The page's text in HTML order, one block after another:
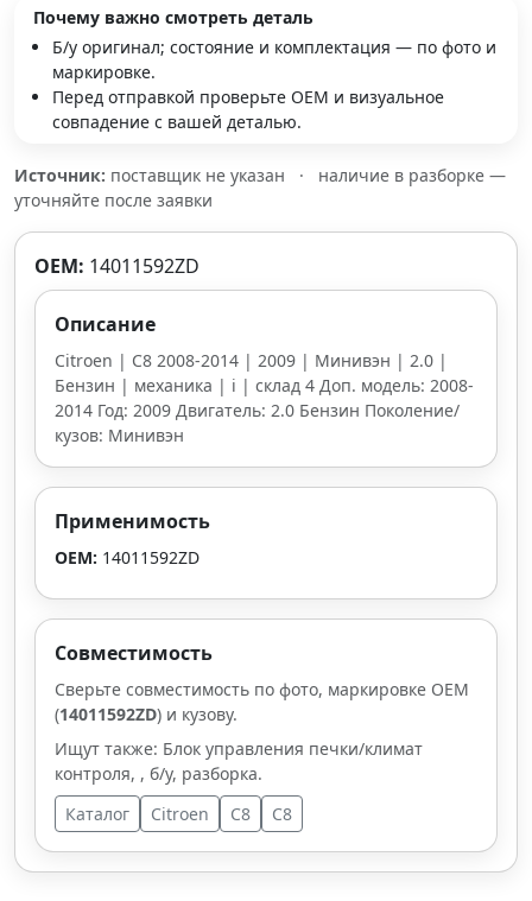
Почему важно смотреть деталь
Б/у оригинал; состояние и комплектация — по фото и
маркировке.
Перед отправкой проверьте OEM и визуальное
совпадение с вашей деталью.
Источник: поставщик не указан ·
наличие в разборке —
уточняйте после заявки
OEM: 14011592ZD
Описание
Citroen | C8 2008-2014 | 2009 | Минивэн | 2.0 |
Бензин | механика | i | склад 4 Доп. модель: 2008-
2014 Год: 2009 Двигатель: 2.0 Бензин Поколение/
кузов: Минивэн
Применимость
OEM: 14011592ZD
Совместимость
Сверьте совместимость по фото, маркировке OEM
(14011592ZD) и кузову.
Ищут также: Блок управления печки/климат
контроля, , б/у, разборка.
Каталог
Citroen C8 C8